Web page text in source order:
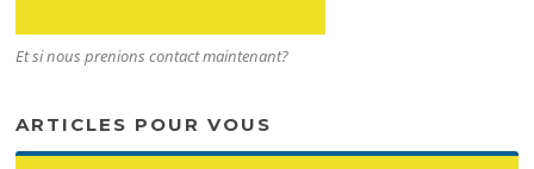
Et si nous prenions contact maintenant?
ARTICLES POUR VOUS